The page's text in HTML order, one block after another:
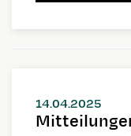
14.04.2025